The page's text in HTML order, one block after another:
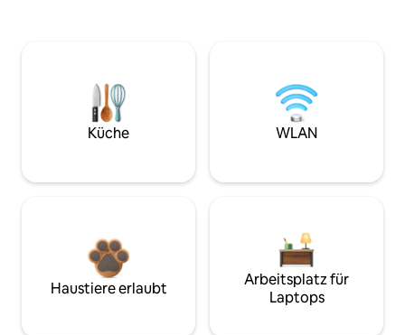
Küche WLAN
Haustiere erlaubt
Arbeitsplatz für
Laptops